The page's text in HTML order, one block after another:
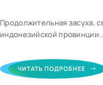
Продолжительная засуха,
индонезийской
ЧИТАТЬ ПОДРОБНЕЕ